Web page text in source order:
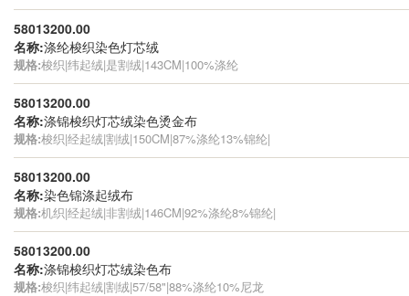
58013200.00
名称:涤纶梭织染色灯芯绒
规格:梭织|纬起绒|是割绒|143CM|100%涤纶
58013200.00
名称:涤锦梭织灯芯绒染色烫金布
规格:梭织|经起绒|割绒|150CM|87%涤纶13%锦纶|
58013200.00
名称:染色锦涤起绒布
规格:机织|经起绒|非割绒|146CM|92%涤纶8%锦纶|
58013200.00
名称:涤锦梭织灯芯绒染色布
规格:梭织|纬起绒|割绒|57/58"|88%涤纶10%尼龙